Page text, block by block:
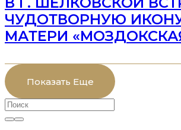
ЧУДОТВОРНУЮ
МАТЕРИ
Показать Еще